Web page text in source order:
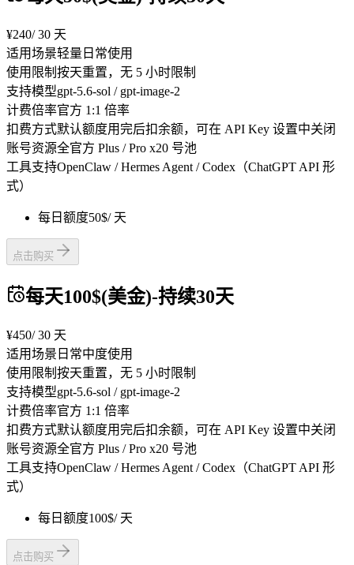
¥240/ 30 天
适用场景轻量日常使用
使用限制 按天重置，无 5 小时限制
支持模型gpt-5.6-sol / gpt-image-2
计费倍率官方 1:1 倍率
扣费方式默认额度用完后扣余额，可在 API Key 设置中关闭
账号资源全官方 Plus / Pro x20 号池
工具支持OpenClaw / Hermes Agent / Codex（ChatGPT API 形
式）
每日额度50$/ 天
点击购买
每天100$(美金)-持续30天
¥450/ 30 天
适用场景 日常中度使用
使用限制 按天重置，无 5 小时限制
支持模型gpt-5.6-sol / gpt-image-2
计费倍率官方 1:1 倍率
扣费方式默认额度用完后扣余额，可在 API Key 设置中关闭
账号资源全官方 Plus / Pro x20 号池
工具支持OpenClaw / Hermes Agent / Codex（ChatGPT API 形
式）
每日额度100$/ 天
点击购买